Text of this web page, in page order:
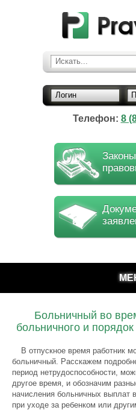
Искать...
Логин
Телефон: 8
Больничный во
больничного и
В отпускное время работник
больничный. Расскажем
период нетрудоспособности,
другое время, и обозначим
начисления больничных выплат
при уходе за ребенком или